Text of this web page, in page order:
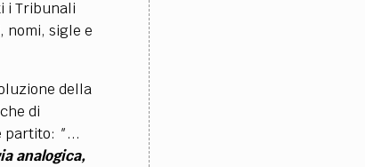
i Tribunali
nomi, sigle e
della
di
partito: "...
analogica,